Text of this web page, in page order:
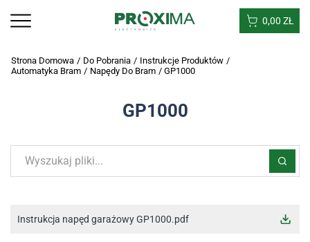
0,00 ZŁ
Strona Domowa / Do Pobrania / Instrukcje Produktów /
Automatyka Bram / Napędy Do Bram / GP1000
GP1000
Instrukcja napęd garażowy GP1000.pdf